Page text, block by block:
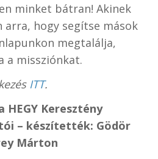
minket bátran! Akinek
arra, hogy segítse mások
megtalálja,
a missziónkat.
ITT.
HEGY Keresztény
– készítették: Gödör
Márton